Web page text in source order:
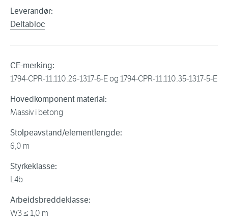
Leverandør:
Deltabloc
CE-merking:
1794-CPR-11.110.26-1317-5-E og 1794-CPR-11.110.35-1317-5-E
Hovedkomponent material:
Massiv i betong
Stolpeavstand/elementlengde:
6,0 m
Styrkeklasse:
L4b
Arbeidsbreddeklasse:
W3 ≤ 1,0 m